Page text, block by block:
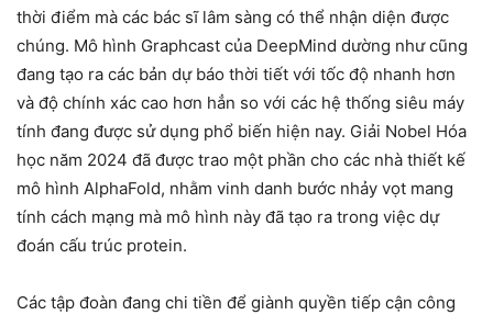
thời điểm mà các bác sĩ lâm sàng có thể nhận diện được
chúng. Mô hình Graphcast của DeepMind dường như cũng
đang tạo ra các bản dự báo thời tiết với tốc độ nhanh hơn
và độ chính xác cao hơn hẳn so với các hệ thống siêu máy
tính đang được sử dụng phổ biến hiện nay. Giải Nobel Hóa
học năm 2024 đã được trao một phần cho các nhà thiết kế
mô hình AlphaFold, nhằm vinh danh bước nhảy vọt mang
tính cách mạng mà mô hình này đã tạo ra trong việc dự
đoán cấu trúc protein.
Các tập đoàn đang chi tiền để giành quyền tiếp cận công